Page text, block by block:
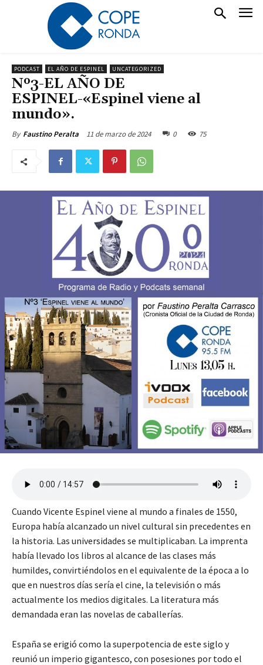
PODCAST EL AÑO DE ESPINEL UNCATEGORIZED
Nº3-EL AÑO DE
ESPINEL-«Espinel viene al
mundo».
By Faustino Peralta 11 de marzo de 2024 0 75
Cuando Vicente Espinel viene al mundo a finales de 1550,
Europa había alcanzado un nivel cultural sin precedentes en
la historia. Las universidades se multiplicaban. La imprenta
había llevado los libros al alcance de las clases más
humildes, convirtiéndolos en el equivalente de la época a lo
que en nuestros días sería el cine, la televisión o más
actualmente los medios digitales. La literatura más
demandada eran las novelas de caballerías.
España se erigió como la superpotencia de este siglo y
reunió un imperio gigantesco, con posesiones por todo el